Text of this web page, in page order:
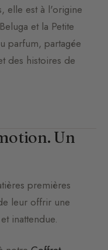
elle est à l'origine
et la Petite
parfum, partagée
des histoires de
Un
premières
leur offrir une
inattendue.